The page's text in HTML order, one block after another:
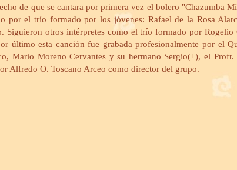
de que se cantara por primera vez el bolero "Chazumba
por el trío formado por los jóvenes: Rafael de la Rosa
Siguieron otros intérpretes como el trío formado por
último esta canción fue grabada profesionalmente por el
Mario Moreno Cervantes y su hermano Sergio(+), el
Alfredo O. Toscano Arceo como director del grupo.